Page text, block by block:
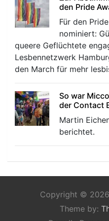
den Pride
Für den
nominiert:
queere Geflüchtete
Lesbennetzwerk
den March für mehr
So war
der Contact
Martin
berichtet.
Copyright © 2026
Theme by: